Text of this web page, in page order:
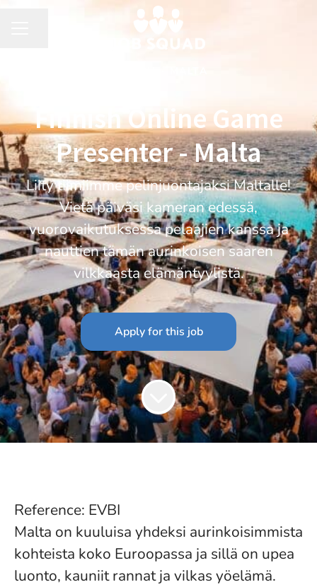
Finnish Online Game
Presenter - Malta
Liity tiimiimme pelinjuontajaksi Maltalle!
Vietä päiväsi kameran edessä,
vuorovaikutuksessa pelaajien kanssa ja
nauttien tämän aurinkoisen saaren
vilkkaasta elämäntyylistä.
Apply for this job
Reference: EVBI
Malta on kuuluisa yhdeksi aurinkoisimmista
kohteista koko Euroopassa ja sillä on upea
luonto, kauniit rannat ja vilkas yöelämä.